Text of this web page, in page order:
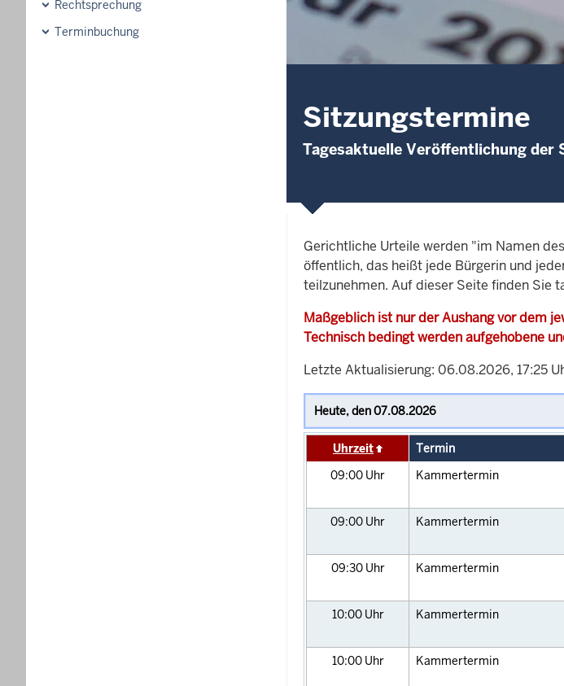
Rechtsprechung
Terminbuchung
Sitzungstermine
Tagesaktuelle Veröffentlichung der
Gerichtliche Urteile werden "im Namen
öffentlich, das heißt jede Bürgerin und
teilzunehmen. Auf dieser Seite finden Sie
Maßgeblich ist nur der Aushang vor dem
Technisch bedingt werden aufgehobene
Letzte Aktualisierung: 06.08.2026, 17:25
Uhrzeit Termin
09:00 Uhr Kammertermin
09:00 Uhr Kammertermin
09:30 Uhr Kammertermin
10:00 Uhr Kammertermin
10:00 Uhr Kammertermin